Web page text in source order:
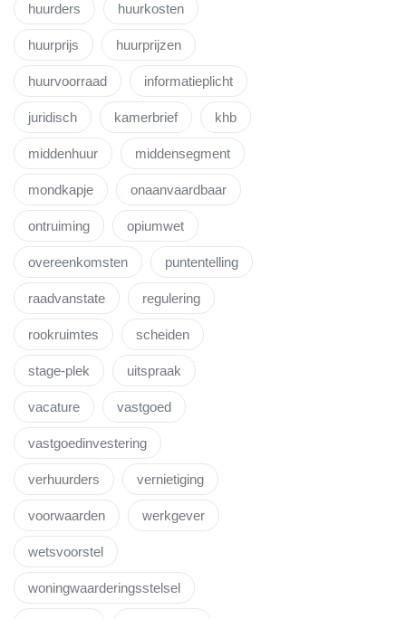
huurders huurkosten
huurprijs huurprijzen
huurvoorraad informatieplicht
juridisch kamerbrief khb
middenhuur middensegment
mondkapje onaanvaardbaar
ontruiming opiumwet
overeenkomsten puntentelling
raadvanstate regulering
rookruimtes scheiden
stage-plek uitspraak
vacature vastgoed
vastgoedinvestering
verhuurders vernietiging
voorwaarden werkgever
wetsvoorstel
woningwaarderingsstelsel